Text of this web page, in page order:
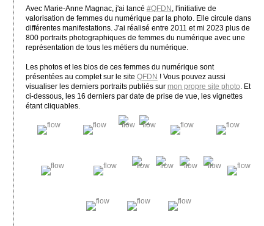
Avec Marie-Anne Magnac, j'ai lancé #QFDN , l'initiative de
valorisation de femmes du numérique par la photo. Elle circule dans
différentes manifestations. J'ai réalisé entre 2011 et mi 2023 plus de
800 portraits photographiques de femmes du numérique avec une
représentation de tous les métiers du numérique.
Les photos et les bios de ces femmes du numérique sont
présentées au complet sur le site QFDN ! Vous pouvez aussi
visualiser les derniers portraits publiés sur mon propre site photo. Et
ci-dessous, les 16 derniers par date de prise de vue, les vignettes
étant cliquables.